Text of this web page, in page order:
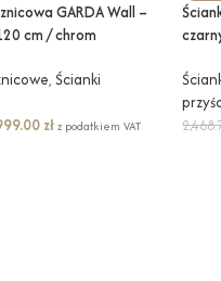
GARDA Wall –
cm / chrom
, Ścianki
złz podatkiem VAT